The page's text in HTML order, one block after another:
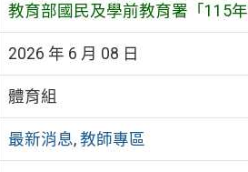
教育部國民及學前教育署「115
2026 年 6 月 08 日
體育組
最新消息, 教師專區